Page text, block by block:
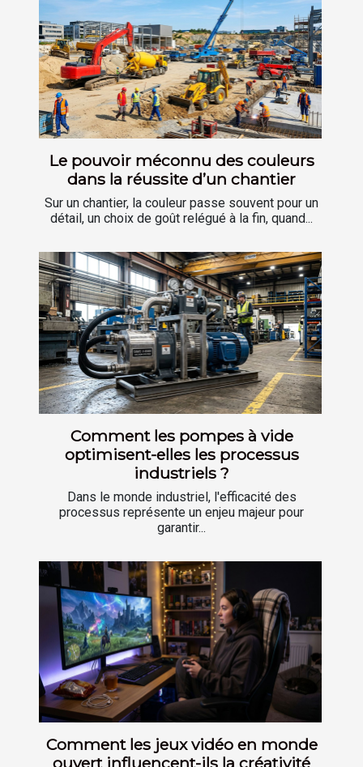
Le pouvoir méconnu des couleurs
dans la réussite d’un chantier
Sur un chantier, la couleur passe souvent pour un
détail, un choix de goût relégué à la fin, quand...
Comment les pompes à vide
optimisent-elles les processus
industriels ?
Dans le monde industriel, l'efficacité des
processus représente un enjeu majeur pour
garantir...
Comment les jeux vidéo en monde